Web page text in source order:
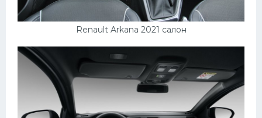
Renault Arkana 2021 салон